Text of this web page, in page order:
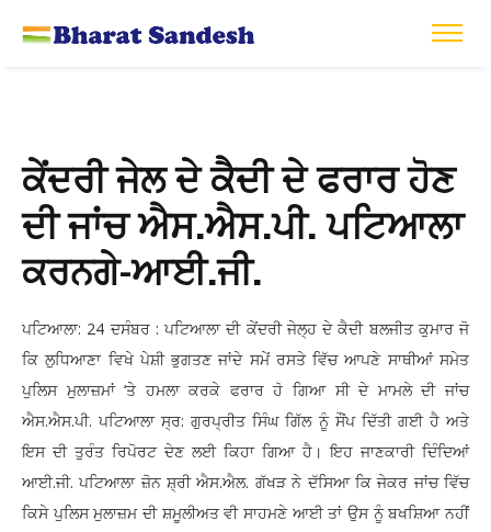
ਕੇਂਦਰੀ ਜੇਲ ਦੇ ਕੈਦੀ ਦੇ ਫਰਾਰ ਹੋਣ
ਦੀ ਜਾਂਚ ਐਸ.ਐਸ.ਪੀ. ਪਟਿਆਲਾ
ਕਰਨਗੇ-ਆਈ.ਜੀ.
ਪਟਿਆਲਾ: 24 ਦਸੰਬਰ : ਪਟਿਆਲਾ ਦੀ ਕੇਂਦਰੀ ਜੇਲ੍ਹ ਦੇ ਕੈਦੀ ਬਲਜੀਤ ਕੁਮਾਰ ਜੋ
ਕਿ ਲੁਧਿਆਣਾ ਵਿਖੇ ਪੇਸ਼ੀ ਭੁਗਤਣ ਜਾਂਦੇ ਸਮੇਂ ਰਸਤੇ ਵਿੱਚ ਆਪਣੇ ਸਾਥੀਆਂ ਸਮੇਤ
ਪੁਲਿਸ ਮੁਲਾਜ਼ਮਾਂ ‘ਤੇ ਹਮਲਾ ਕਰਕੇ ਫਰਾਰ ਹੋ ਗਿਆ ਸੀ ਦੇ ਮਾਮਲੇ ਦੀ ਜਾਂਚ
ਐਸ.ਐਸ.ਪੀ. ਪਟਿਆਲਾ ਸ੍ਰ: ਗੁਰਪ੍ਰੀਤ ਸਿੰਘ ਗਿੱਲ ਨੂੰ ਸੌਂਪ ਦਿੱਤੀ ਗਈ ਹੈ ਅਤੇ
ਇਸ ਦੀ ਤੁਰੰਤ ਰਿਪੋਰਟ ਦੇਣ ਲਈ ਕਿਹਾ ਗਿਆ ਹੈ। ਇਹ ਜਾਣਕਾਰੀ ਦਿੰਦਿਆਂ
ਆਈ.ਜੀ. ਪਟਿਆਲਾ ਜ਼ੋਨ ਸ਼੍ਰੀ ਐਸ.ਐਲ. ਗੱਖੜ ਨੇ ਦੱਸਿਆ ਕਿ ਜੇਕਰ ਜਾਂਚ ਵਿੱਚ
ਕਿਸੇ ਪੁਲਿਸ ਮੁਲਾਜ਼ਮ ਦੀ ਸ਼ਮੂਲੀਅਤ ਵੀ ਸਾਹਮਣੇ ਆਈ ਤਾਂ ਉਸ ਨੂੰ ਬਖਸ਼ਿਆ ਨਹੀਂ